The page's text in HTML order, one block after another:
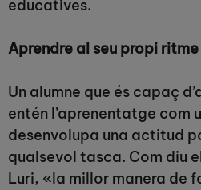
educatives.
Aprendre al seu propi ritme
Un alumne que és capaç
entén l’aprenentatge com
desenvolupa una actitud
qualsevol tasca. Com diu
Luri, «la millor manera de